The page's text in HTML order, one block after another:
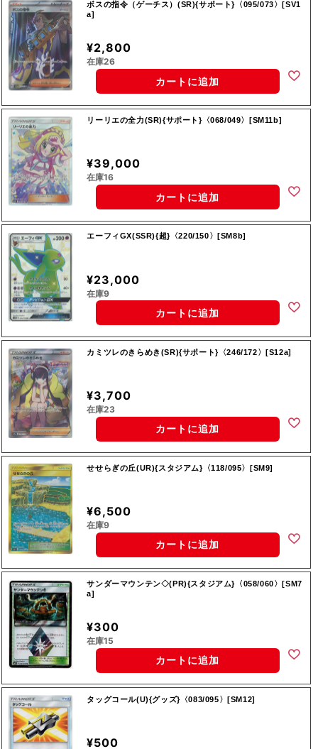
ボスの指令（ゲーチス）(SR){サポート}〈095/073〉[SV1
a]
¥2,800
在庫26
カートに追加
リーリエの全力(SR){サポート}〈068/049〉[SM11b]
¥39,000
在庫16
カートに追加
エーフィGX(SSR){超}〈220/150〉[SM8b]
¥23,000
在庫9
カートに追加
カミツレのきらめき(SR){サポート}〈246/172〉[S12a]
¥3,700
在庫23
カートに追加
せせらぎの丘(UR){スタジアム}〈118/095〉[SM9]
¥6,500
在庫9
カートに追加
サンダーマウンテン◇(PR){スタジアム}〈058/060〉[SM7
a]
¥300
在庫15
カートに追加
タッグコール(U){グッズ}〈083/095〉[SM12]
¥500